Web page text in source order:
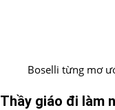
Boselli từng mơ
Thầy giáo đi làm